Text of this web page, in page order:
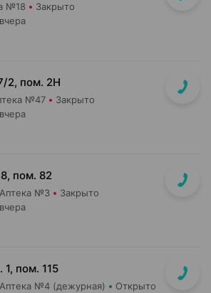
№18 Закрыто
2, пом. 2Н
№47 Закрыто
пом. 82
№3 Закрыто
пом. 115
№4 (дежурная) Открыто